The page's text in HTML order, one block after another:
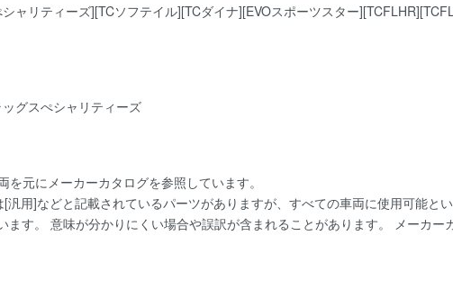
ャリティーズ][TCソフテイル][TCダイナ][EVOスポーツスター
グスぺシャリティーズ
元にメーカーカタログを参照しています。
用]などと記載されているパーツがありますが、すべての車両に使用可能とい
ます。 意味が分かりにくい場合や誤訳が含まれることがあります。 メーカー